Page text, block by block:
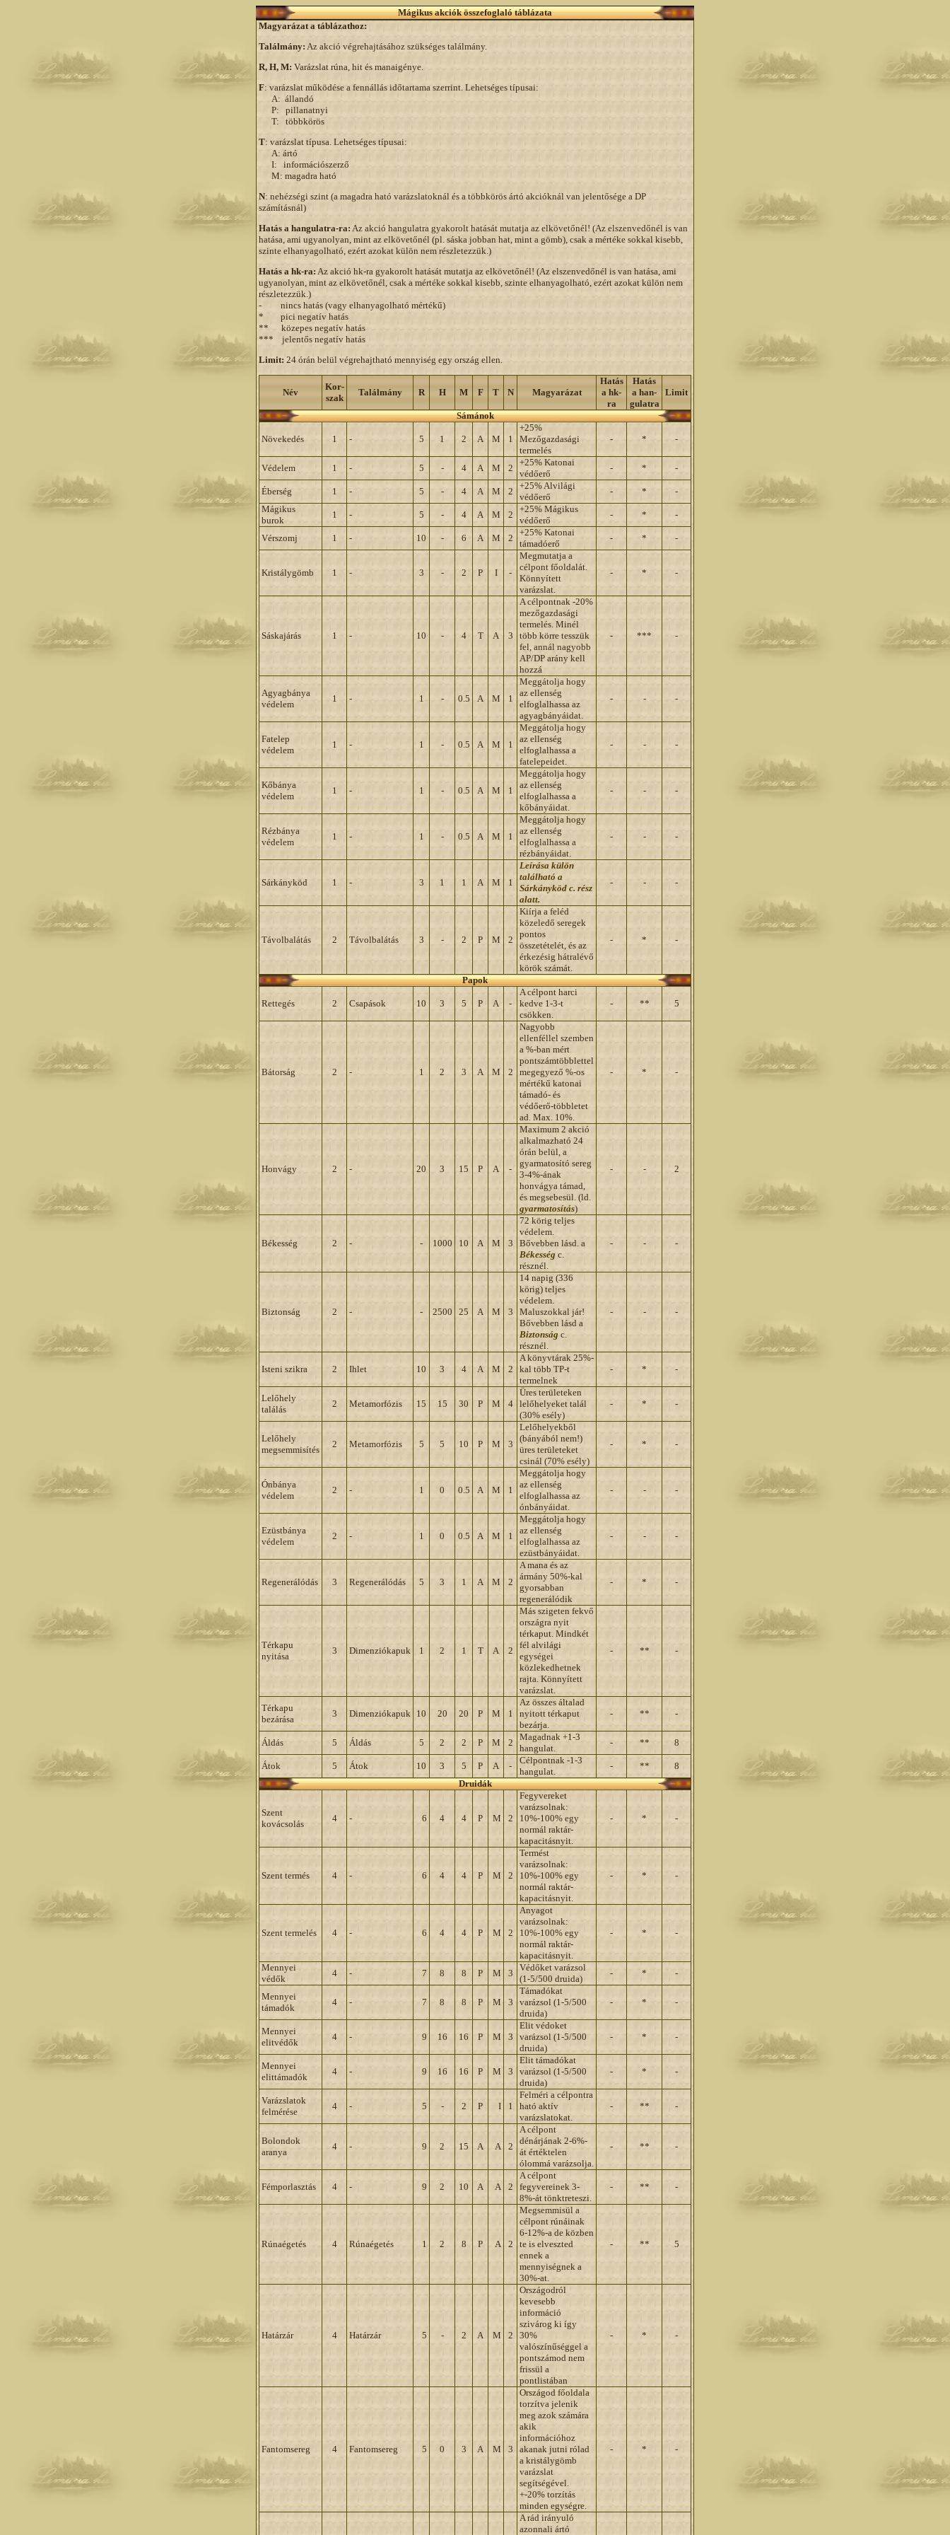
Mágikus akciók összefoglaló táblázata
Magyarázat a táblázathoz:
Találmány: Az akció végrehajtásához szükséges találmány.
R, H, M: Varázslat rúna, hit és manaigénye.
F: varázslat működése a fennállás időtartama szerrint. Lehetséges típusai:
A: állandó
P: pillanatnyi
T: többkörös
T: varázslat típusa. Lehetséges típusai:
A: ártó
I: információszerző
M: magadra ható
N: nehézségi szint (a magadra ható varázslatoknál és a többkörös ártó akcióknál van jelentősége a DP
számításnál)
Hatás a hangulatra-ra: Az akció hangulatra gyakorolt hatását mutatja az elkövetőnél! (Az elszenvedőnél is van
hatása, ami ugyanolyan, mint az elkövetőnél (pl. sáska jobban hat, mint a gömb), csak a mértéke sokkal kisebb,
szinte elhanyagolható, ezért azokat külön nem részletezzük.)
Hatás a hk-ra: Az akció hk-ra gyakorolt hatását mutatja az elkövetőnél! (Az elszenvedőnél is van hatása, ami
ugyanolyan, mint az elkövetőnél, csak a mértéke sokkal kisebb, szinte elhanyagolható, ezért azokat külön nem
részletezzük.)
- nincs hatás (vagy elhanyagolható mértékű)
* pici negatív hatás
** közepes negatív hatás
*** jelentős negatív hatás
Limit: 24 órán belül végrehajtható mennyiség egy ország ellen.
Név
Kor-
szak
Találmány R H M F T N Magyarázat
Hatás
a hk-
ra
Hatás
a han-
gulatra
Limit
Sámánok
Növekedés 1 - 5 1 2 A M 1
+25%
Mezőgazdasági
termelés
- * -
Védelem 1 - 5 - 4 A M 2
+25% Katonai
védőerő
- * -
Éberség 1 - 5 - 4 A M 2
+25% Alvilági
védőerő
- *
-
Mágikus
burok
1 - 5 - 4 A M 2
+25% Mágikus
védőerő
- * -
Vérszomj 1 - 10 - 6 A M 2
+25% Katonai
támadóerő
- * -
Kristálygömb 1 - 3 - 2 P I -
Megmutatja a
célpont főoldalát.
Könnyített
varázslat.
- * -
Sáskajárás 1 - 10 - 4 T A 3
A célpontnak -20%
mezőgazdasági
termelés. Minél
több körre tesszük
fel, annál nagyobb
AP/DP arány kell
hozzá
- *** -
Agyagbánya
védelem
1 - 1 - 0.5 A M 1
Meggátolja hogy
az ellenség
elfoglalhassa az
agyagbányáidat.
- - -
Fatelep
védelem
1 - 1 - 0.5 A M 1
Meggátolja hogy
az ellenség
elfoglalhassa a
fatelepeidet.
- - -
Kőbánya
védelem
1 - 1 - 0.5 A M 1
Meggátolja hogy
az ellenség
elfoglalhassa a
kőbányáidat.
- - -
Rézbánya
védelem
1 - 1 - 0.5 A M 1
Meggátolja hogy
az ellenség
elfoglalhassa a
rézbányáidat.
- - -
Sárkányköd 1 - 3 1 1 A M 1
Leírása külön
található a
Sárkányköd c. rész
alatt.
- - -
Távolbalátás 2 Távolbalátás 3 - 2 P M 2
Kiírja a feléd
közeledő seregek
pontos
összetételét, és az
érkezésig hátralévő
körök számát.
- * -
Papok
Rettegés 2 Csapások 10 3 5 P A -
A célpont harci
kedve 1-3-t
csökken.
- ** 5
Bátorság 2 - 1 2 3 A M 2
Nagyobb
ellenféllel szemben
a %-ban mért
pontszámtöbblettel
megegyező %-os
mértékű katonai
támadó- és
védőerő-többletet
ad. Max. 10%.
- * -
Honvágy 2 - 20 3 15 P A -
Maximum 2 akció
alkalmazható 24
órán belül, a
gyarmatosító sereg
3-4%-ának
honvágya támad,
és megsebesül. (ld.
gyarmatosítás)
- - 2
Békesség 2 - - 1000 10 A M 3
72 körig teljes
védelem.
Bővebben lásd. a
Békesség c.
résznél.
- - -
Biztonság 2 - - 2500 25 A M 3
14 napig (336
körig) teljes
védelem.
Maluszokkal jár!
Bővebben lásd a
Biztonság c.
résznél.
- - -
Isteni szikra 2 Ihlet 10 3 4 A M 2
A könyvtárak 25%-
kal több TP-t
termelnek
- * -
Lelőhely
találás
2 Metamorfózis 15 15 30 P M 4
Üres területeken
lelőhelyeket talál
(30% esély)
- * -
Lelőhely
megsemmisítés
2 Metamorfózis 5 5 10 P M 3
Lelőhelyekből
(bányából nem!)
üres területeket
csinál (70% esély)
- * -
Ónbánya
védelem
2 - 1 0 0.5 A M 1
Meggátolja hogy
az ellenség
elfoglalhassa az
ónbányáidat.
- - -
Ezüstbánya
védelem
2 - 1 0 0.5 A M 1
Meggátolja hogy
az ellenség
elfoglalhassa az
ezüstbányáidat.
- - -
Regenerálódás 3 Regenerálódás 5 3 1 A M 2
A mana és az
ármány 50%-kal
gyorsabban
regenerálódik
- * -
Térkapu
nyitása
3 Dimenziókapuk 1 2 1 T A 2
Más szigeten fekvő
országra nyit
térkaput. Mindkét
fél alvilági
egységei
közlekedhetnek
rajta. Könnyített
varázslat.
- ** -
Térkapu
bezárása
3 Dimenziókapuk 10 20 20 P M 1
Az összes általad
nyitott térkaput
bezárja.
- ** -
Áldás 5 Áldás 5 2 2 P M 2
Magadnak +1-3
hangulat.
- ** 8
Átok 5 Átok 10 3 5 P A -
Célpontnak -1-3
hangulat.
- **
8
Druidák
Szent
kovácsolás
4 - 6 4 4 P M 2
Fegyvereket
varázsolnak:
10%-100% egy
normál raktár-
kapacitásnyit.
- * -
Szent termés 4 - 6 4 4 P M 2
Termést
varázsolnak:
10%-100% egy
normál raktár-
kapacitásnyit.
- * -
Szent termelés 4 - 6 4 4 P M 2
Anyagot
varázsolnak:
10%-100% egy
normál raktár-
kapacitásnyit.
- * -
Mennyei
védők
4 - 7 8 8 P M 3
Védőket varázsol
(1-5/500 druida)
- * -
Mennyei
támadók
4 - 7 8 8 P M 3
Támadókat
varázsol (1-5/500
druida)
- * -
Mennyei
elitvédők
4 - 9 16 16 P M 3
Elit védoket
varázsol (1-5/500
druida)
- * -
Mennyei
elittámadók
4 - 9 16 16 P M 3
Elit támadókat
varázsol (1-5/500
druida)
- * -
Varázslatok
felmérése
4 - 5 - 2 P I 1
Felméri a célpontra
ható aktív
varázslatokat.
- ** -
Bolondok
aranya
4 - 9 2 15 A A 2
A célpont
dénárjának 2-6%-
át értéktelen
ólommá varázsolja.
- ** -
Fémporlasztás 4 - 9 2 10 A A 2
A célpont
fegyvereinek 3-
8%-át tönktreteszi.
- ** -
Rúnaégetés 4 Rúnaégetés 1 2 8 P A 2
Megsemmisül a
célpont rúnáinak
6-12%-a de közben
te is elveszted
ennek a
mennyiségnek a
30%-at.
- ** 5
Határzár 4 Határzár 5 - 2 A M 2
Országodról
kevesebb
információ
szivárog ki így
30%
valószínűséggel a
pontszámod nem
frissül a
pontlistában
- * -
Fantomsereg 4 Fantomsereg 5 0 3 A M 3
Országod főoldala
torzítva jelenik
meg azok számára
akik
információhoz
akanak jutni rólad
a kristálygömb
varázslat
segítségével.
+-20% torzítás
minden egységre.
- * -
A rád irányuló
azonnali ártó